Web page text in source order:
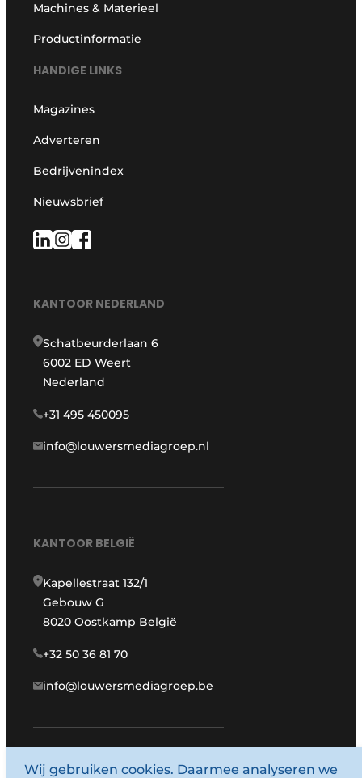
Machines & Materieel
Productinformatie
HANDIGE LINKS
Magazines
Adverteren
Bedrijvenindex
Nieuwsbrief
KANTOOR NEDERLAND
Schatbeurderlaan 6
6002 ED Weert
Nederland
+31 495 450095
info@louwersmediagroep.nl
KANTOOR BELGIË
Kapellestraat 132/1
Gebouw G
8020 Oostkamp België
+32 50 36 81 70
info@louwersmediagroep.be
www.louwersmediagroep.com
Wij gebruiken cookies. Daarmee analyseren we